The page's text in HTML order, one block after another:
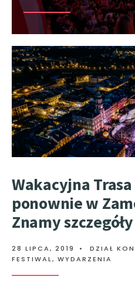
Wakacyjna
ponownie w
Znamy szczegóły
28 LIPCA, 2019 • DZIAŁ
FESTIWAL, WYDARZENIA